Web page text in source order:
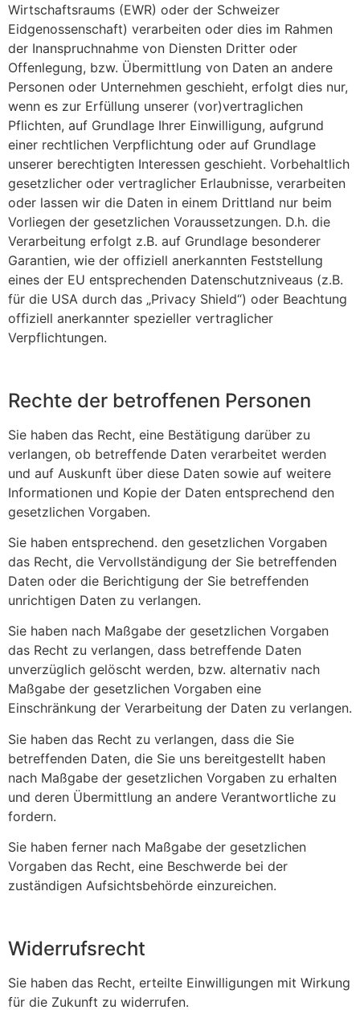
Wirtschaftsraums (EWR) oder der Schweizer
Eidgenossenschaft) verarbeiten oder dies im Rahmen
der Inanspruchnahme von Diensten Dritter oder
Offenlegung, bzw. Übermittlung von Daten an andere
Personen oder Unternehmen geschieht, erfolgt dies nur,
wenn es zur Erfüllung unserer (vor)vertraglichen
Pflichten, auf Grundlage Ihrer Einwilligung, aufgrund
einer rechtlichen Verpflichtung oder auf Grundlage
unserer berechtigten Interessen geschieht. Vorbehaltlich
gesetzlicher oder vertraglicher Erlaubnisse, verarbeiten
oder lassen wir die Daten in einem Drittland nur beim
Vorliegen der gesetzlichen Voraussetzungen. D.h. die
Verarbeitung erfolgt z.B. auf Grundlage besonderer
Garantien, wie der offiziell anerkannten Feststellung
eines der EU entsprechenden Datenschutzniveaus (z.B.
für die USA durch das „Privacy Shield“) oder Beachtung
offiziell anerkannter spezieller vertraglicher
Verpflichtungen.
Rechte der betroffenen Personen
Sie haben das Recht, eine Bestätigung darüber zu
verlangen, ob betreffende Daten verarbeitet werden
und auf Auskunft über diese Daten sowie auf weitere
Informationen und Kopie der Daten entsprechend den
gesetzlichen Vorgaben.
Sie haben entsprechend. den gesetzlichen Vorgaben
das Recht, die Vervollständigung der Sie betreffenden
Daten oder die Berichtigung der Sie betreffenden
unrichtigen Daten zu verlangen.
Sie haben nach Maßgabe der gesetzlichen Vorgaben
das Recht zu verlangen, dass betreffende Daten
unverzüglich gelöscht werden, bzw. alternativ nach
Maßgabe der gesetzlichen Vorgaben eine
Einschränkung der Verarbeitung der Daten zu verlangen.
Sie haben das Recht zu verlangen, dass die Sie
betreffenden Daten, die Sie uns bereitgestellt haben
nach Maßgabe der gesetzlichen Vorgaben zu erhalten
und deren Übermittlung an andere Verantwortliche zu
fordern.
Sie haben ferner nach Maßgabe der gesetzlichen
Vorgaben das Recht, eine Beschwerde bei der
zuständigen Aufsichtsbehörde einzureichen.
Widerrufsrecht
Sie haben das Recht, erteilte Einwilligungen mit Wirkung
für die Zukunft zu widerrufen.